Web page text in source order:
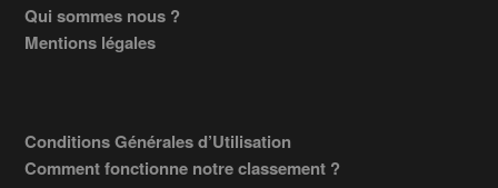
Footer
Qui sommes nous ?
Mentions légales
Conditions Générales d’Utilisation
Comment fonctionne notre classement ?